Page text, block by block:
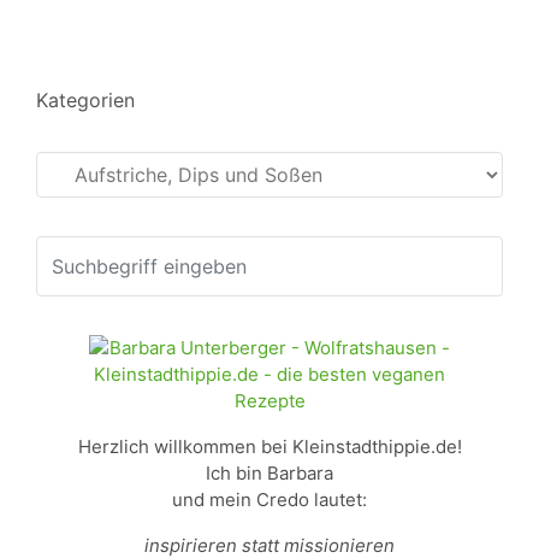
Kategorien
Kategorien
Herzlich willkommen bei Kleinstadthippie.de!
Ich bin Barbara
und mein Credo lautet:
inspirieren statt missionieren